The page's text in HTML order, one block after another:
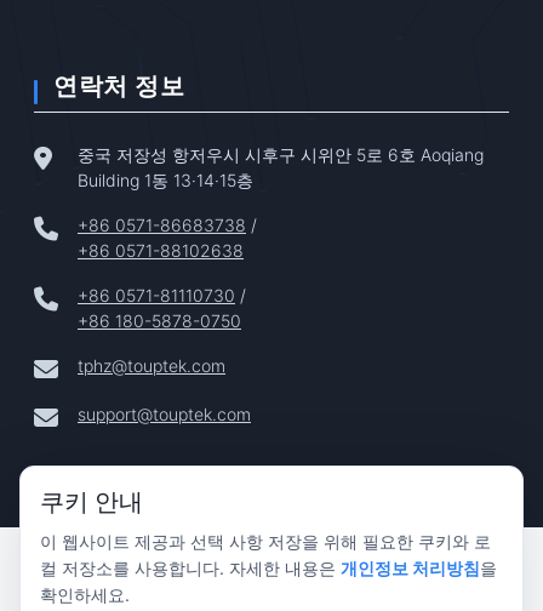
연락처 정보
중국 저장성 항저우시 시후구 시위안 5로 6호 Aoqiang
Building 1동 13·14·15층
+86 0571-86683738 /
+86 0571-88102638
+86 0571-81110730 /
+86 180-5878-0750
tphz@touptek.com
support@touptek.com
Copyright © 2024–2026 Hangzhou ToupTek Photonics Co.,
쿠키 안내
이 웹사이트 제공과 선택 사항 저장을 위해 필요한 쿠키와 로
컬 저장소를 사용합니다. 자세한 내용은 개인정보 처리방침을
확인하세요.